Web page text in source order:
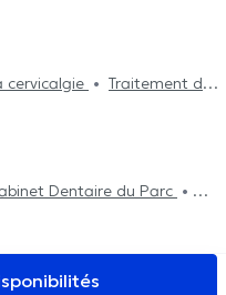
à Uccle
Ostéopathes
Problèmes de mâchoire
cervicalgie
Traitement de
Dentaire du Parc
psychologie et de mieux-